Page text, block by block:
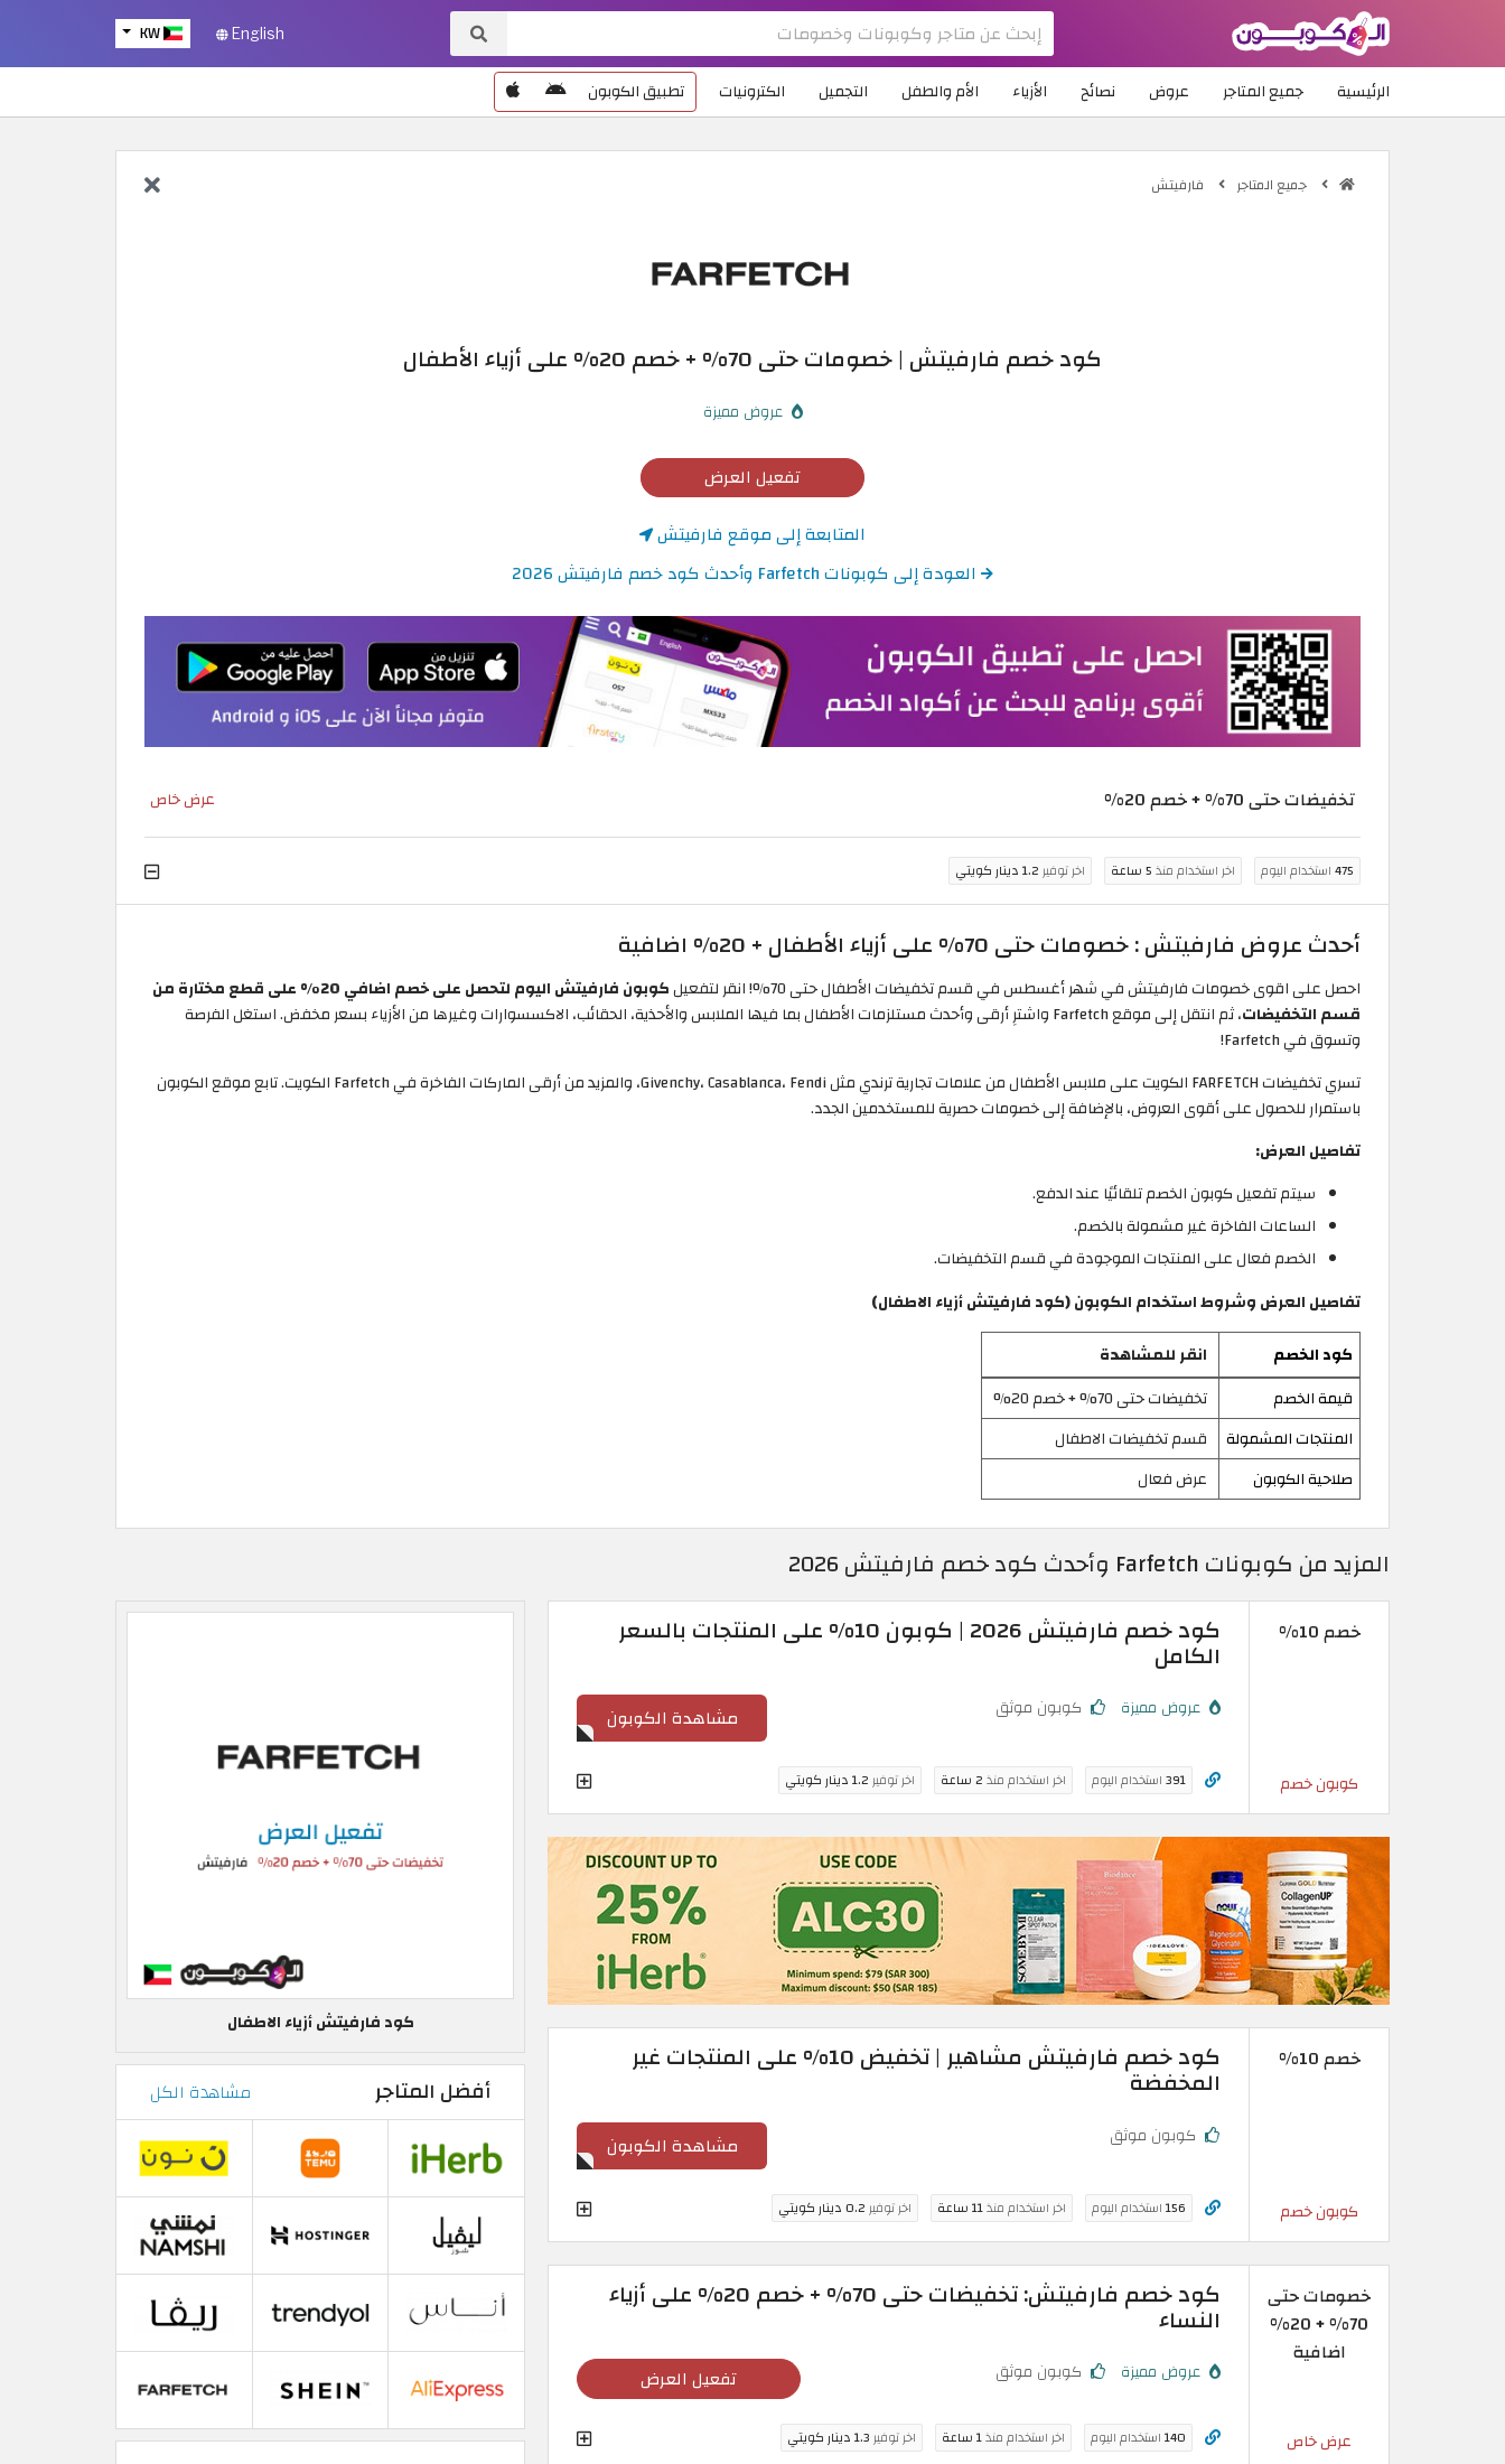
KW English
الرئيسية جميع المتاجر عروض نصائح الأزياء الأم والطفل التجميل الكترونيات تطبيق الكوبون
جميع المتاجر فارفيتش
كود خصم فارفيتش | خصومات حتى 70% + خصم 20% على أزياء الأطفال
عروض مميزة
تفعيل العرض
المتابعة إلى موقع فارفيتش
العودة إلى كوبونات Farfetch وأحدث كود خصم فارفيتش 2026
تخفيضات حتى 70% + خصم 20% عرض خاص
475استخدام اليوم اخر استخدام منذ5 ساعة اخر توفير1.2 دينار كويتي
أحدث عروض فارفيتش : خصومات حتى 70% على أزياء الأطفال + 20% اضافية
احصل على اقوى خصومات فارفيتش في شهر أغسطس في قسم تخفيضات الأطفال حتى 70%! انقر لتفعيل
كوبون فارفيتش اليوم لتحصل على خصم اضافي 20% على قطع مختارة من
قسم التخفيضات
، ثم انتقل إلى موقع Farfetch واشترِ أرقى وأحدث مستلزمات الأطفال بما فيها الملابس والأحذية، الحقائب، الاكسسوارات وغيرها من الأزياء بسعر مخفض. استغل الفرصة
وتسوق في Farfetch!
تسري تخفيضات FARFETCH الكويت على ملابس الأطفال من علامات تجارية ترندي مثل Givenchy، Casablanca، Fendi، والمزيد من أرقى الماركات الفاخرة في Farfetch الكويت. تابع موقع الكوبون
باستمرار للحصول على أقوى العروض، بالإضافة إلى خصومات حصرية للمستخدمين الجدد.
تفاصيل العرض:
سيتم تفعيل كوبون الخصم تلقائيًا عند الدفع.
الساعات الفاخرة غير مشمولة بالخصم.
الخصم فعال على المنتجات الموجودة في قسم التخفيضات.
تفاصيل العرض وشروط استخدام الكوبون (كود فارفيتش أزياء الاطفال)
كود الخصم
انقر للمشاهدة
قيمة الخصم
تخفيضات حتى 70% + خصم 20%
المنتجات المشمولة
قسم تخفيضات الاطفال
صلاحية الكوبون
عرض فعال
المزيد من كوبونات Farfetch وأحدث كود خصم فارفيتش 2026
خصم 10%
كوبون خصم
كود خصم فارفيتش 2026 | كوبون 10% على المنتجات بالسعر
الكامل
عروض مميزة كوبون موثق مشاهدة الكوبون
391استخدام اليوم اخر استخدام منذ2 ساعة اخر توفير1.2 دينار كويتي
خصم 10%
كوبون خصم
كود خصم فارفيتش مشاهير | تخفيض 10% على المنتجات غير
المخفضة
كوبون موثق مشاهدة الكوبون
156استخدام اليوم اخر استخدام منذ11 ساعة اخر توفير0.2 دينار كويتي
خصومات حتى
70% + 20%
اضافية
عرض خاص
كود خصم فارفيتش: تخفيضات حتى 70% + خصم 20% على أزياء
النساء
عروض مميزة كوبون موثق تفعيل العرض
140استخدام اليوم اخر استخدام منذ1 ساعة اخر توفير1.3 دينار كويتي
كود فارفيتش أزياء الاطفال
أفضل المتاجر مشاهدة الكل